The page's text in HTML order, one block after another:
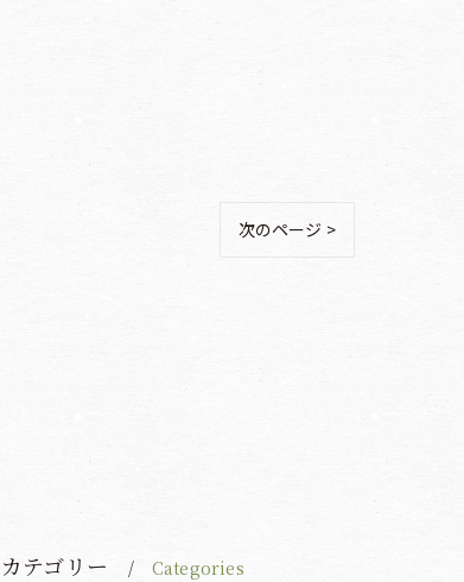
次のページ >
カテゴリー Categories